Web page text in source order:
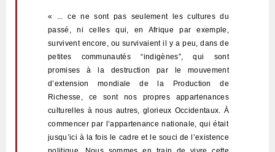
« ... ce ne sont pas seulement les cultures du
passé, ni celles qui, en Afrique par exemple,
survivent encore, ou survivaient il y a peu, dans de
petites communautés “indigènes”, qui sont
promises à la destruction par le mouvement
d’extension mondiale de la Production de
Richesse, ce sont nos propres appartenances
culturelles à nous autres, glorieux Occidentaux. À
commencer par l’appartenance nationale, qui était
jusqu’ici à la fois le cadre et le souci de l’existence